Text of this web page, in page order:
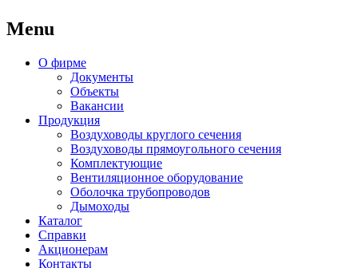
Menu
О фирме
Документы
Объекты
Вакансии
Продукция
Воздуховоды круглого сечения
Воздуховоды прямоугольного сечения
Комплектующие
Вентиляционное оборудование
Оболочка трубопроводов
Дымоходы
Каталог
Справки
Акционерам
Контакты